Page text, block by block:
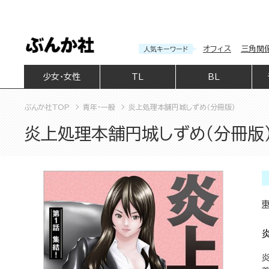
人気キーワード オフィス 三角関
少女・女性 BL
ぶんか社TOP 青年・一般 炎上処理本舗円城しずめ（分冊版）
炎上処理本舗円城しずめ（分冊版